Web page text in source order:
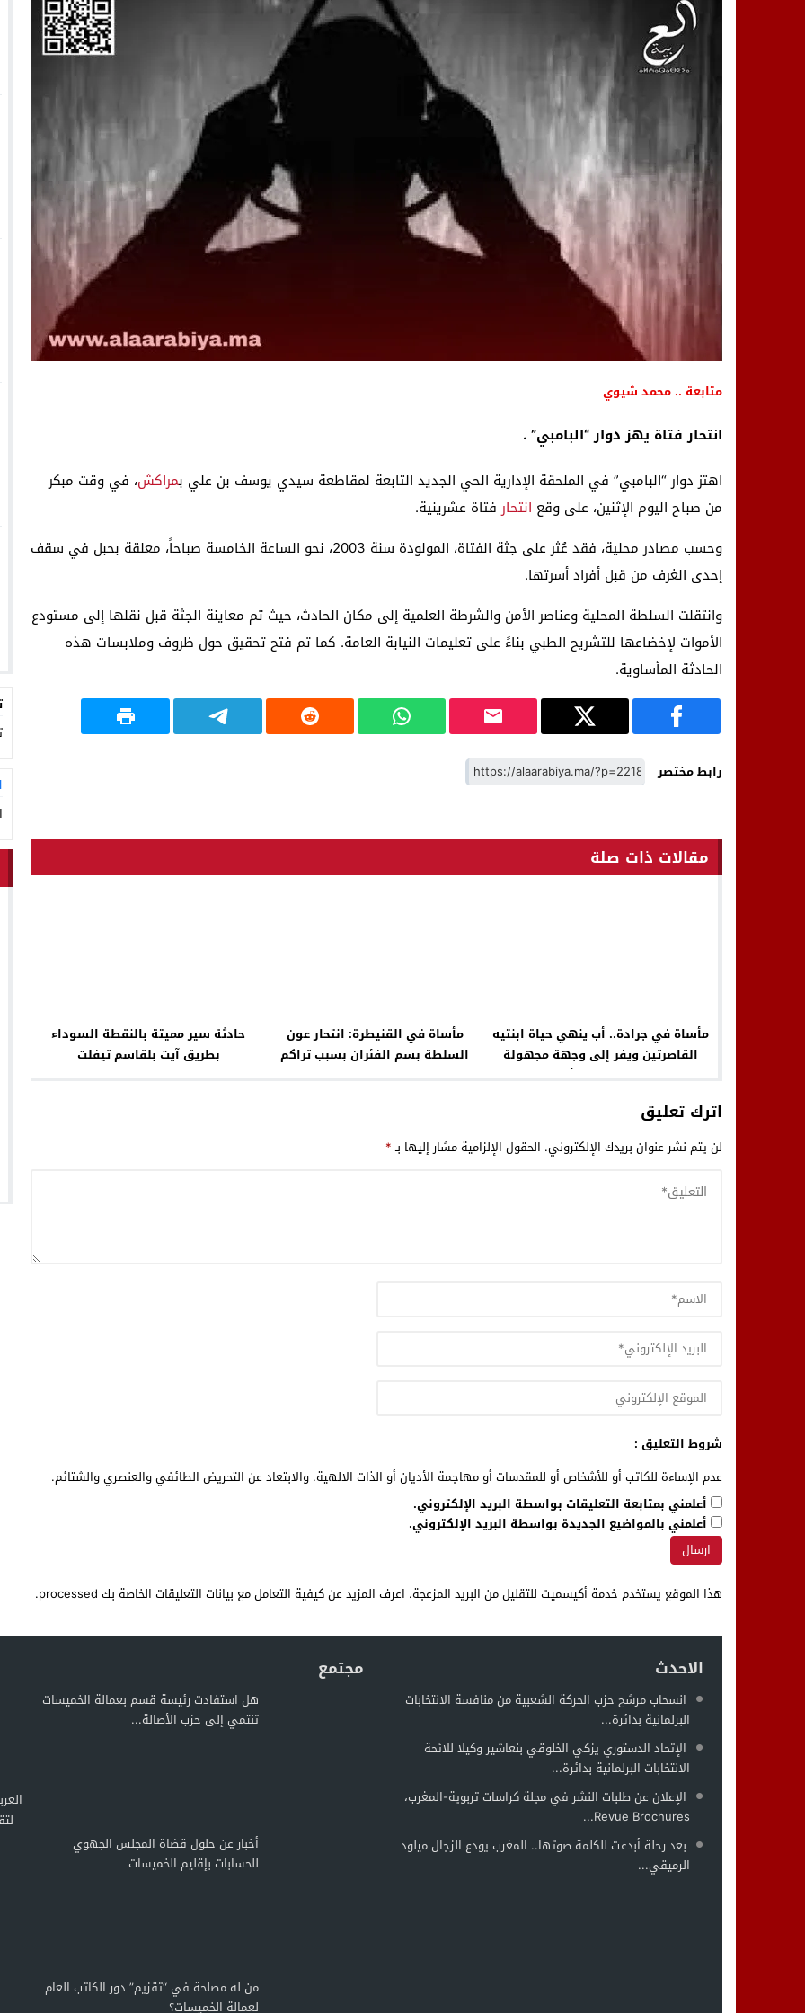
“العربية.ما” تنشر أخبار تيفلت وأصداء الأحداث فيها بصيغة أخرى
الجيش الملكي ينتفض ضد تعيين “ندالا”
طاطا: “اعتداء” على حقوقي يشعل غضب الجمعيات وملف “ماء القصبة” يفجّر الأوضاع
13:35 عقول الغد تصنع المستقبل: مسابقة “Robot Innov” بمراكش تؤسس لجيل الابتكار والتكنولوجيا
متابعة .. محمد شيوي
انتحار فتاة يهز دوار “البامبي” .
اهتز دوار “البامبي” في الملحقة الإدارية الحي الجديد التابعة لمقاطعة سيدي يوسف بن علي بمراكش، في وقت مبكر
من صباح اليوم الإثنين، على وقع انتحارفتاة عشرينية.
وحسب مصادر محلية، فقد عُثر على جثة الفتاة، المولودة سنة 2003، نحو الساعة الخامسة صباحاً، معلقة بحبل في سقف
إحدى الغرف من قبل أفراد أسرتها.
وانتقلت السلطة المحلية وعناصر الأمن والشرطة العلمية إلى مكان الحادث، حيث تم معاينة الجثة قبل نقلها إلى مستودع
الأموات لإخضاعها للتشريح الطبي بناءً على تعليمات النيابة العامة. كما تم فتح تحقيق حول ظروف وملابسات هذه
الحادثة المأساوية.
رابط مختصر
مقالات ذات صلة
مأساة في جرادة.. أب ينهي حياة ابنتيه
القاصرتين ويفر إلى وجهة مجهولة
وسط استنفار أمني
مأساة في القنيطرة: انتحار عون
السلطة بسم الفئران بسبب تراكم
حادثة سير مميتة بالنقطة السوداء
بطريق آيت بلقاسم تيفلت
اترك تعليق
لن يتم نشر عنوان بريدك الإلكتروني. الحقول الإلزامية مشار إليها بـ*
شروط التعليق :
عدم الإساءة للكاتب أو للأشخاص أو للمقدسات أو مهاجمة الأديان أو الذات الالهية. والابتعاد عن التحريض الطائفي والعنصري والشتائم.
أعلمني بمتابعة التعليقات بواسطة البريد الإلكتروني.
أعلمني بالمواضيع الجديدة بواسطة البريد الإلكتروني.
هذا الموقع يستخدم خدمة أكيسميت للتقليل من البريد المزعجة. اعرف المزيد عن كيفية التعامل مع بيانات التعليقات الخاصة بك processed .
الاحدث
انسحاب مرشح حزب الحركة الشعبية من منافسة الانتخابات
البرلمانية بدائرة...
الإتحاد الدستوري يزكي الخلوقي بنعاشير وكيلا للائحة
الانتخابات البرلمانية بدائرة...
الإعلان عن طلبات النشر في مجلة كراسات تربوية-المغرب،
Revue Brochures...
بعد رحلة أبدعت للكلمة صوتها.. المغرب يودع الزجال ميلود
الرميقي...
مجتمع
هل استفادت رئيسة قسم بعمالة الخميسات
تنتمي إلى حزب الأصالة...
أخبار عن حلول قضاة المجلس الجهوي
للحسابات بإقليم الخميسات
من له مصلحة في “تقزيم” دور الكاتب العام
لعمالة الخميسات؟